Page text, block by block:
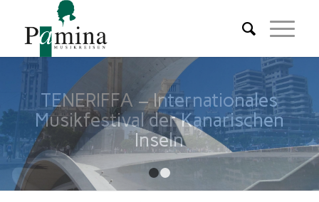
TENERIFFA – Internationales
Musikfestival der Kanarischen
Inseln